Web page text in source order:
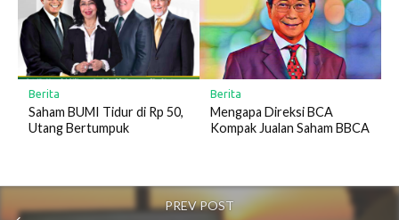
Berita
Saham BUMI Tidur di Rp 50,
Utang Bertumpuk
Berita
Mengapa Direksi BCA
Kompak Jualan Saham BBCA
PREV POST